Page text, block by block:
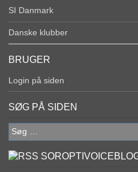
SI Danmark
Danske klubber
BRUGER
Login på siden
SØG PÅ SIDEN
Søg
efter: